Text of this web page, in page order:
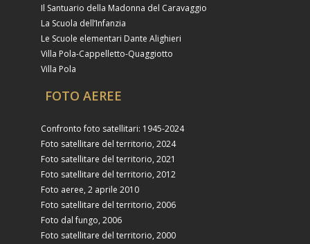
Il Santuario della Madonna del Caravaggio
La Scuola dell’Infanzia
Le Scuole elementari Dante Alighieri
Villa Pola-Cappelletto-Quaggiotto
Villa Pola
FOTO AEREE
Confronto foto satellitari: 1945-2024
Foto satellitare del territorio, 2024
Foto satellitare del territorio, 2021
Foto satellitare del territorio, 2012
Foto aeree, 2 aprile 2010
Foto satellitare del territorio, 2006
Foto dal fungo, 2006
Foto satellitare del territorio, 2000